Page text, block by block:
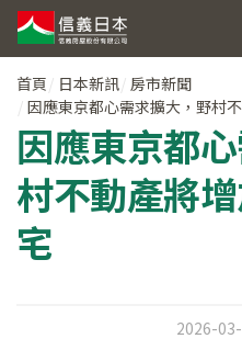
首頁 日本新訊 房市新聞
因應東京都心需求擴大，野村
因應東京都
村不動產將
宅
2026-